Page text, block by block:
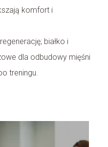
komfort i
białko i
dla odbudowy mięśni
treningu.